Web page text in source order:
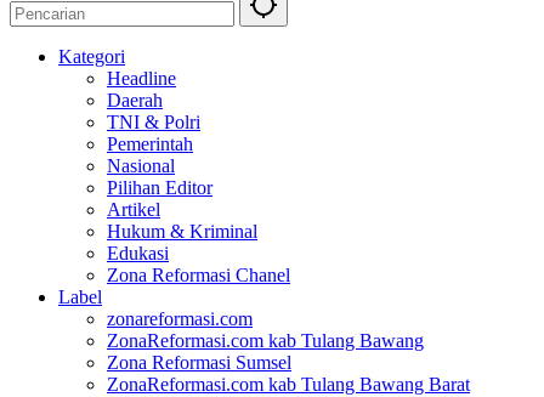
Kategori
Headline
Daerah
TNI & Polri
Pemerintah
Nasional
Pilihan Editor
Artikel
Hukum & Kriminal
Edukasi
Zona Reformasi Chanel
Label
zonareformasi.com
ZonaReformasi.com kab Tulang Bawang
Zona Reformasi Sumsel
ZonaReformasi.com kab Tulang Bawang Barat